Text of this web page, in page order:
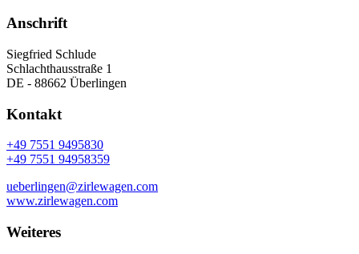
Anschrift
Siegfried Schlude
Schlachthausstraße 1
DE - 88662 Überlingen
Kontakt
+49 7551 9495830
+49 7551 94958359
ueberlingen@zirlewagen.com
www.zirlewagen.com
Weiteres